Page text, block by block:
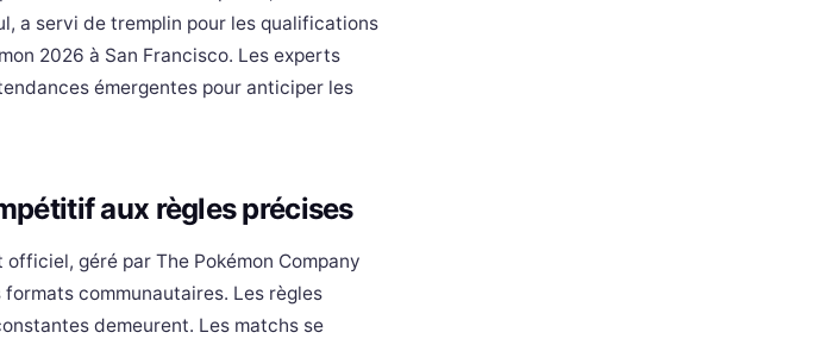
a servi de tremplin pour les qualifications
2026 à San Francisco. Les experts
émergentes pour anticiper les
aux règles précises
géré par The Pokémon Company
communautaires. Les règles
demeurent. Les matchs se